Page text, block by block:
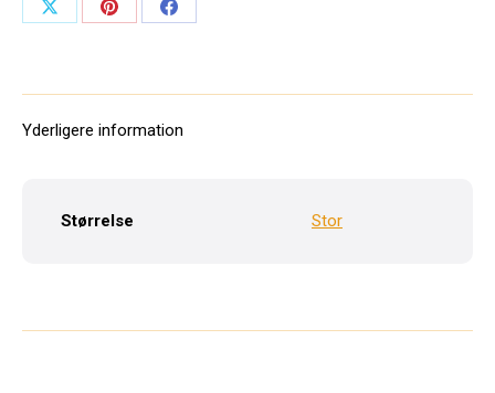
Share
Share
Share
Yderligere information
Størrelse Stor